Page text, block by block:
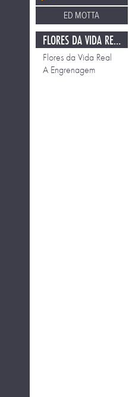
ED MOTTA
FLORES DA VIDA REAL
Flores da Vida Real
A Engrenagem